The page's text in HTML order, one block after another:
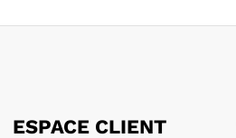
ESPACE CLIENT